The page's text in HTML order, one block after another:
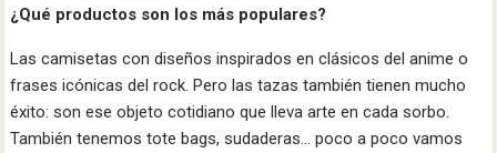
¿Qué productos son los más populares?
Las camisetas con diseños inspirados en clásicos del anime o
frases icónicas del rock. Pero las tazas también tienen mucho
éxito: son ese objeto cotidiano que lleva arte en cada sorbo.
También tenemos tote bags, sudaderas… poco a poco vamos